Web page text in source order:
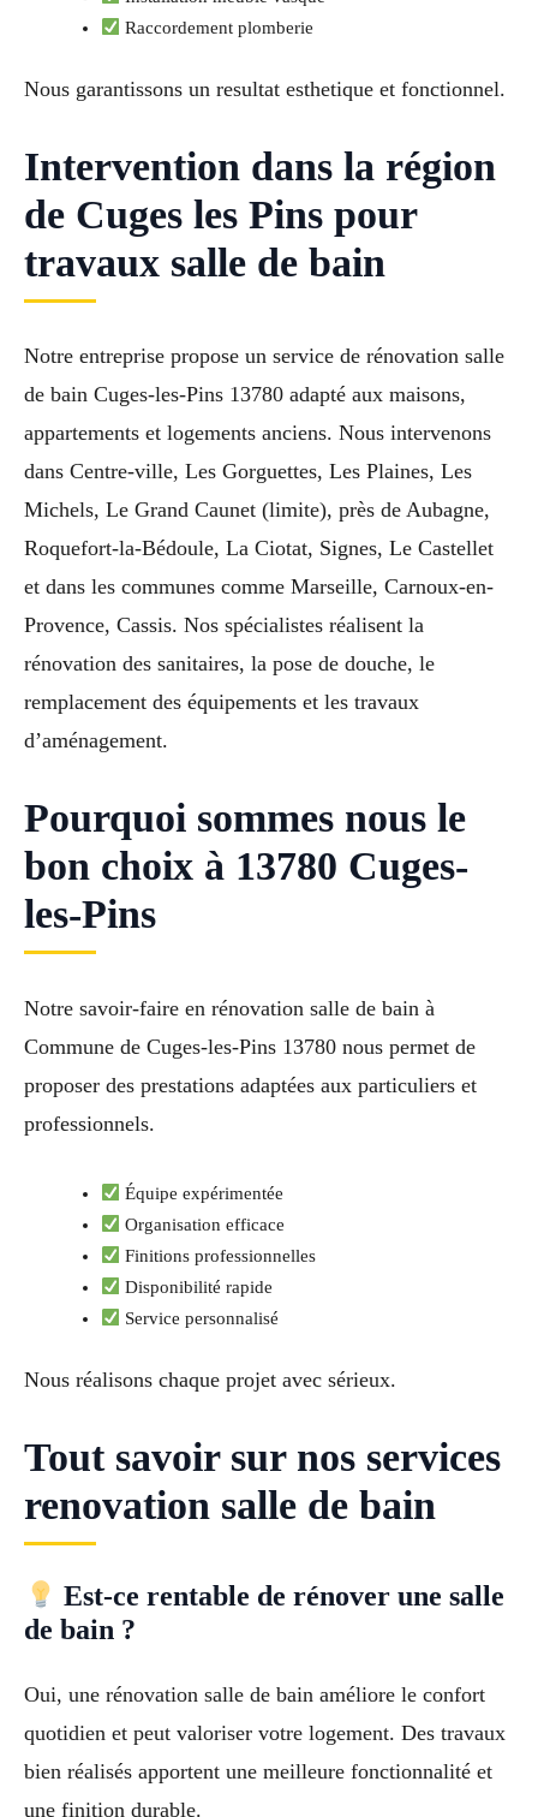
Raccordement plomberie
Nous garantissons un resultat esthetique et fonctionnel.
Intervention dans la région
de Cuges les Pins pour
travaux salle de bain
Notre entreprise propose un service de rénovation salle
de bain Cuges-les-Pins 13780 adapté aux maisons,
appartements et logements anciens. Nous intervenons
dans Centre-ville, Les Gorguettes, Les Plaines, Les
Michels, Le Grand Caunet (limite), près de Aubagne,
Roquefort-la-Bédoule, La Ciotat, Signes, Le Castellet
et dans les communes comme Marseille, Carnoux-en-
Provence, Cassis. Nos spécialistes réalisent la
rénovation des sanitaires, la pose de douche, le
remplacement des équipements et les travaux
d’aménagement.
Pourquoi sommes nous le
bon choix à 13780 Cuges-
les-Pins
Notre savoir-faire en rénovation salle de bain à
Commune de Cuges-les-Pins 13780 nous permet de
proposer des prestations adaptées aux particuliers et
professionnels.
Équipe expérimentée
Organisation efficace
Finitions professionnelles
Disponibilité rapide
Service personnalisé
Nous réalisons chaque projet avec sérieux.
Tout savoir sur nos services
renovation salle de bain
Est-ce rentable de rénover une salle
de bain ?
Oui, une rénovation salle de bain améliore le confort
quotidien et peut valoriser votre logement. Des travaux
bien réalisés apportent une meilleure fonctionnalité et
une finition durable.